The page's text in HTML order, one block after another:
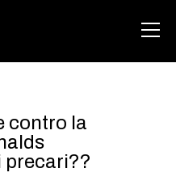
contro la
precari??